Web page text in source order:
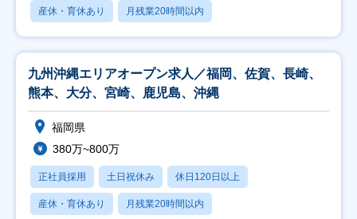
産休・育休あり 月残業20時間以内
九州沖縄エリアオープン求人／福岡、佐賀、長崎、
熊本、大分、宮崎、鹿児島、沖縄
福岡県
380万~800万
正社員採用 土日祝休み 休日120日以上
産休・育休あり 月残業20時間以内